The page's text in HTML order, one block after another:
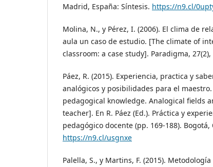
Madrid, España: Síntesis. https://n9.cl/
Molina, N., y Pérez, I. (2006). El clima de
aula un caso de estudio. [The climate of
classroom: a case study]. Paradigma, 27(2),
Páez, R. (2015). Experiencia, practica y
analógicos y posibilidades para el
pedagogical knowledge. Analogical fields
teacher]. En R. Páez (Ed.). Práctica y
pedagógico docente (pp. 169-188).
https://n9.cl/usgnxe
Palella, S., y Martins, F. (2015).